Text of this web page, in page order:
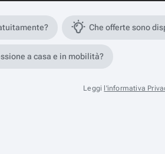
Che offerte sono
a casa e in mobilità?
Leggi l'informativa